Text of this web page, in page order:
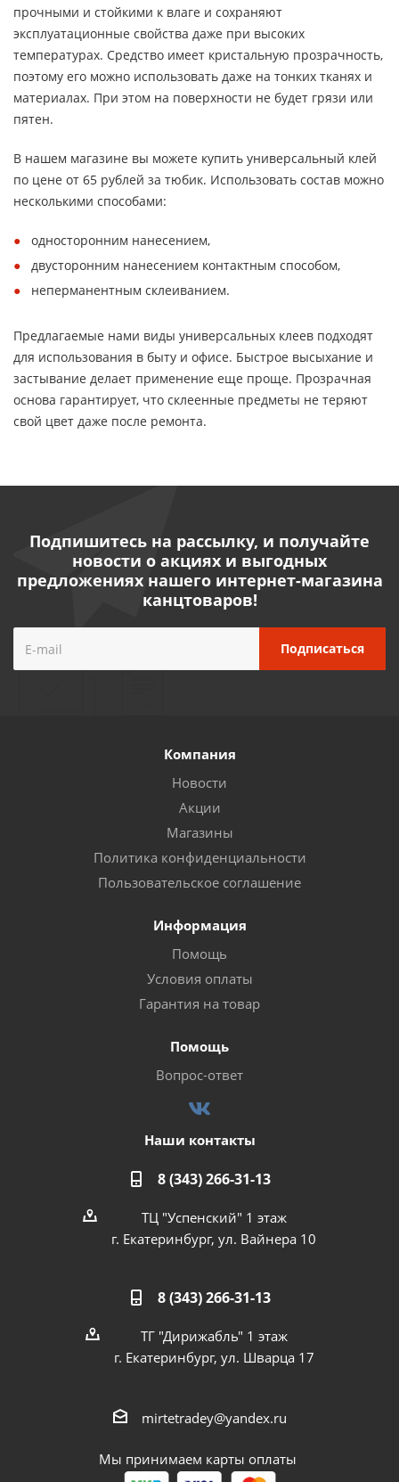
прочными и стойкими к влаге и сохраняют
эксплуатационные свойства даже при высоких
температурах. Средство имеет кристальную прозрачность,
поэтому его можно использовать даже на тонких тканях и
материалах. При этом на поверхности не будет грязи или
пятен.
В нашем магазине вы можете купить универсальный клей
по цене от 65 рублей за тюбик. Использовать состав можно
несколькими способами:
односторонним нанесением,
двусторонним нанесением контактным способом,
неперманентным склеиванием.
Предлагаемые нами виды универсальных клеев подходят
для использования в быту и офисе. Быстрое высыхание и
застывание делает применение еще проще. Прозрачная
основа гарантирует, что склеенные предметы не теряют
свой цвет даже после ремонта.
Подпишитесь на рассылку, и получайте
новости о акциях и выгодных
предложениях нашего интернет-магазина
канцтоваров!
Компания
Новости
Акции
Магазины
Политика конфиденциальности
Пользовательское соглашение
Информация
Помощь
Условия оплаты
Гарантия на товар
Помощь
Вопрос-ответ
Наши контакты
8 (343) 266-31-13
ТЦ "Успенский" 1 этаж
г. Екатеринбург, ул. Вайнера 10
8 (343) 266-31-13
ТГ "Дирижабль" 1 этаж
г. Екатеринбург, ул. Шварца 17
mirtetradey@yandex.ru
Мы принимаем карты оплаты